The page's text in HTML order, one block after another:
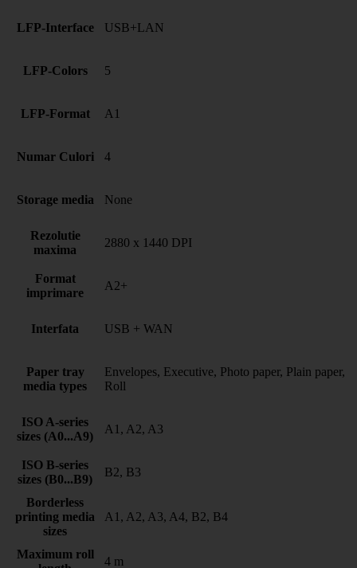
LFP-Interface USB+LAN
LFP-Colors 5
LFP-Format A1
Numar Culori 4
Storage media None
Rezolutie
maxima
2880 x 1440 DPI
Format
imprimare
A2+
Interfata USB + WAN
Paper tray
media types
Envelopes, Executive, Photo paper, Plain paper,
Roll
ISO A-series
sizes (A0...A9)
A1, A2, A3
ISO B-series
sizes (B0...B9)
B2, B3
Borderless
printing media
sizes
A1, A2, A3, A4, B2, B4
Maximum roll
4 m